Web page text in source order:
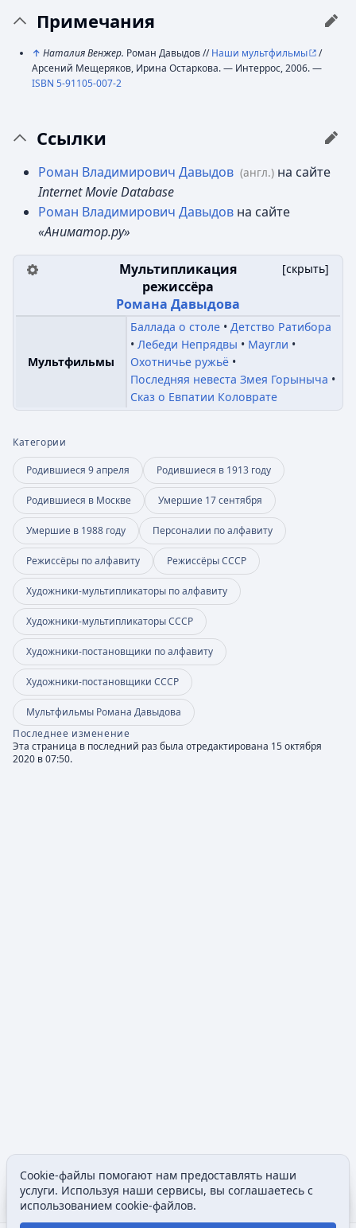
Просмотры
Примечания
↑ Наталия Венжер. Роман Давыдов //Наши мультфильмы
/
Арсений Мещеряков, Ирина Остаркова. — Интеррос, 2006. —
ISBN 5-91105-007-2
Ссылки
Роман Владимирович Давыдов (англ.) на сайте
Internet Movie Database
Роман Владимирович Давыдов на сайте
«Аниматор.ру»
[скрыть]
Мультипликация
режиссёра
Романа Давыдова
Мультфильмы
Баллада о столе
Детство Ратибора
Лебеди Непрядвы
Маугли
Охотничье ружьё
Последняя невеста Змея Горыныча
Сказ о Евпатии Коловрате
Содержание
Категории
Родившиеся 9 апреля Родившиеся в 1913 году
Родившиеся в Москве Умершие 17 сентября
Умершие в 1988 году Персоналии по алфавиту
Режиссёры по алфавиту Режиссёры СССР
Художники-мультипликаторы по алфавиту
Художники-мультипликаторы СССР
Художники-постановщики по алфавиту
Художники-постановщики СССР
Мультфильмы Романа Давыдова
Последнее изменение
Эта страница в последний раз была отредактирована 15 октября
2020 в 07:50.
Cookie-файлы помогают нам предоставлять наши
услуги. Используя наши сервисы, вы соглашаетесь с
использованием cookie-файлов.